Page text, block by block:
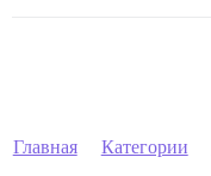
Главная Категории